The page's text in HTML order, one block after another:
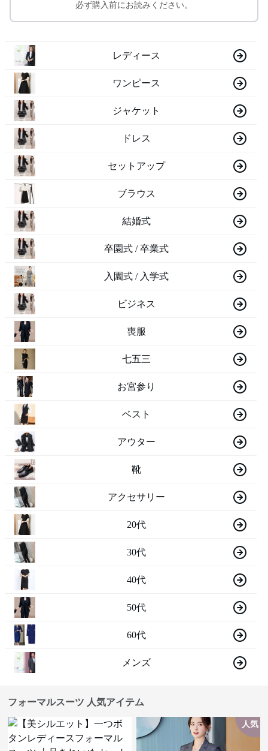
必ず購入前にお読みください。
レディース
ワンピース
ジャケット
ドレス
セットアップ
ブラウス
結婚式
卒園式 / 卒業式
入園式 / 入学式
ビジネス
喪服
七五三
お宮参り
ベスト
アウター
靴
アクセサリー
20代
30代
40代
50代
60代
メンズ
フォーマルスーツ 人気アイテム
人気